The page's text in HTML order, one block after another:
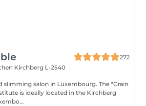
272
Kirchberg L-2540
slimming salon in Luxembourg. The "Grain
is ideally located in the Kirchberg